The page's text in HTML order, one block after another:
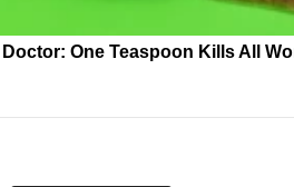
Doctor: One Teaspoon Kills All